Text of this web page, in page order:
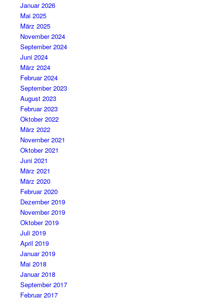
Januar 2026
Mai 2025
März 2025
November 2024
September 2024
Juni 2024
März 2024
Februar 2024
September 2023
August 2023
Februar 2023
Oktober 2022
März 2022
November 2021
Oktober 2021
Juni 2021
März 2021
März 2020
Februar 2020
Dezember 2019
November 2019
Oktober 2019
Juli 2019
April 2019
Januar 2019
Mai 2018
Januar 2018
September 2017
Februar 2017